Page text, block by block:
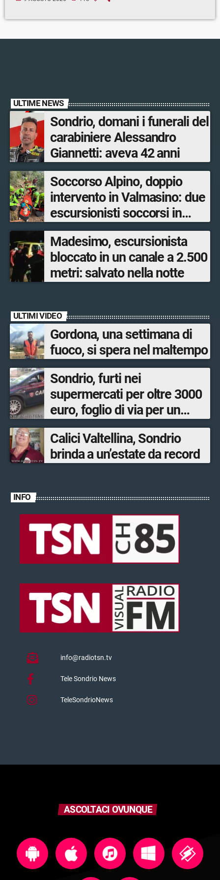
ULTIME NEWS
Sondrio, domani i funerali del
carabiniere Alessandro
Giannetti: aveva 42 anni
Soccorso Alpino, doppio
intervento in Valmasino: due
escursionisti soccorsi in
poche ore
Madesimo, escursionista
bloccato in un canale a 2.500
metri: salvato nella notte
ULTIMI VIDEO
Gordona, una settimana di
fuoco, si spera nel maltempo
Sondrio, furti nei
supermercati per oltre 3000
euro, foglio di via per un
ventinovenne
Calici Valtellina, Sondrio
brinda a un’estate da record
INFO
info@radiotsn.tv
Tele Sondrio News
TeleSondrioNews
ASCOLTACI OVUNQUE